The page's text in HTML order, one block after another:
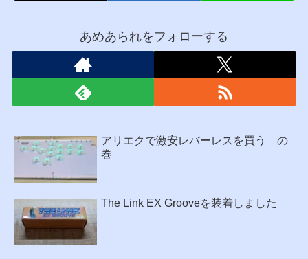
あめあられをフォローする
アリエクで激安レバーレスを買う の
巻
The Link EX Grooveを装着しました